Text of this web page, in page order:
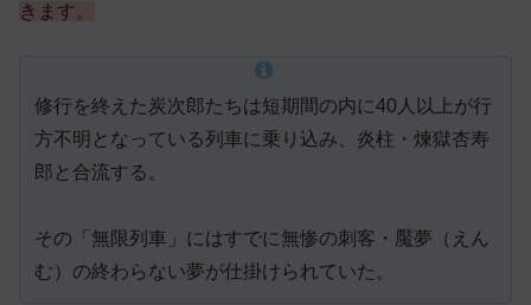
きます。
修行を終えた炭次郎たちは短期間の内に40人以上が行
方不明となっている列車に乗り込み、炎柱・煉獄杏寿
郎と合流する。
その「無限列車」にはすでに無惨の刺客・魘夢（えん
む）の終わらない夢が仕掛けられていた。